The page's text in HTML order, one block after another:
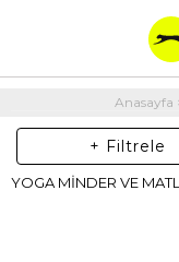
Anasayfa
+ Filtrele
YOGA MİNDER VE